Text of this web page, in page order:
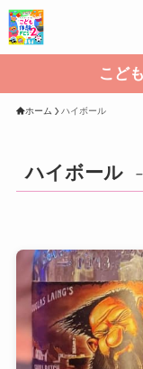
こど
ホーム ハイボール
ハイボール